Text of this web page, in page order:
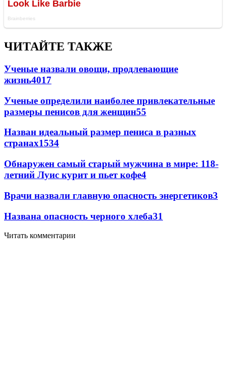
ЧИТАЙТЕ ТАКЖЕ
Ученые назвали овощи, продлевающие
жизнь4017
Ученые определили наиболее привлекательные
размеры пенисов для женщин55
Назван идеальный размер пениса в разных
странах1534
Обнаружен самый старый мужчина в мире: 118-
летний Луис курит и пьет кофе4
Врачи назвали главную опасность энергетиков3
Названа опасность черного хлеба31
Читать комментарии